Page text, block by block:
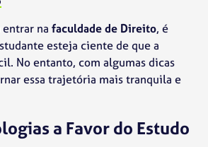
entrar na faculdade de Direito, é
esteja ciente de que a
No entanto, com algumas dicas
essa trajetória mais tranquila e
a Favor do Estudo